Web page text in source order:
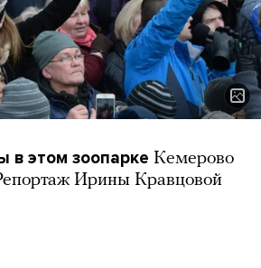
в этом зоопарке Кемерово
Ирины Кравцовой